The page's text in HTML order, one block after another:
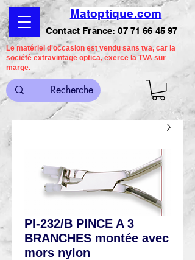
Matoptique.com
Contact France:07 71 66 45 97
Le matériel d'occasion est vendu sans tva, car la
société extravintage optica, exerce la TVA sur
marge.
PI-232/B PINCE A 3
BRANCHES montée avec
mors nylon